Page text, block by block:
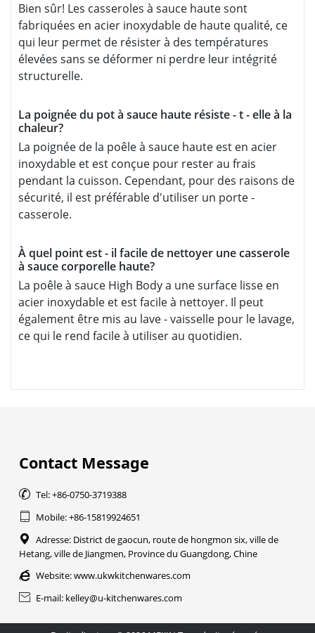
Bien sûr! Les casseroles à sauce haute sont
fabriquées en acier inoxydable de haute qualité, ce
qui leur permet de résister à des températures
élevées sans se déformer ni perdre leur intégrité
structurelle.
La poignée du pot à sauce haute résiste - t - elle à la
chaleur?
La poignée de la poêle à sauce haute est en acier
inoxydable et est conçue pour rester au frais
pendant la cuisson. Cependant, pour des raisons de
sécurité, il est préférable d'utiliser un porte -
casserole.
À quel point est - il facile de nettoyer une casserole
à sauce corporelle haute?
La poêle à sauce High Body a une surface lisse en
acier inoxydable et est facile à nettoyer. Il peut
également être mis au lave - vaisselle pour le lavage,
ce qui le rend facile à utiliser au quotidien.
Contact Message
 Tel: +86-0750-3719388
 Mobile: +86-15819924651

Adresse: District de gaocun, route de hongmon six, ville de
Hetang, ville de Jiangmen, Province du Guangdong, Chine
 Website:www.ukwkitchenwares.com
 E-mail: kelley@u-kitchenwares.com